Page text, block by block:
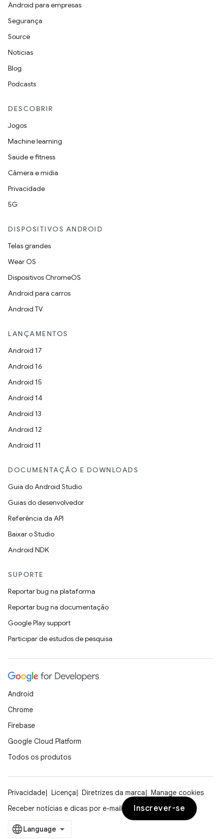
Android para empresas
Segurança
Source
Notícias
Blog
Podcasts
DESCOBRIR
Jogos
Machine learning
Saúde e fitness
Câmera e mídia
Privacidade
5G
DISPOSITIVOS ANDROID
Telas grandes
Wear OS
Dispositivos ChromeOS
Android para carros
Android TV
LANÇAMENTOS
Android 17
Android 16
Android 15
Android 14
Android 13
Android 12
Android 11
DOCUMENTAÇÃO E DOWNLOADS
Guia do Android Studio
Guias do desenvolvedor
Referência da API
Baixar o Studio
Android NDK
SUPORTE
Reportar bug na plataforma
Reportar bug na documentação
Google Play support
Participar de estudos de pesquisa
Android
Chrome
Firebase
Google Cloud Platform
Todos os produtos
Privacidade Licença Diretrizes da marca
Manage cookies
Receber notícias e dicas por e-mail
Inscrever-se